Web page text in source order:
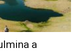
a